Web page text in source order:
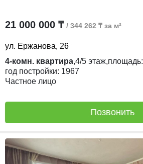
21 000 000 ₸ / 344 262 ₸ за м²
ул. Ержанова, 26
4-комн. квартира,4/5 этаж,площадь:
год постройки: 1967
Частное лицо
Позвонить